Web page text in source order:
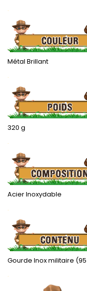
.
Métal Brillant
.
320 g
.
Acier Inoxydable
.
Gourde Inox militaire
.